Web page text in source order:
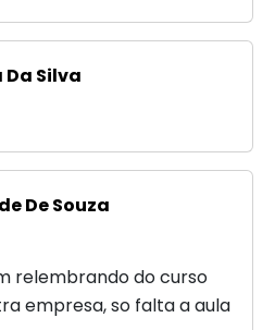
Da Silva
De Souza
relembrando do curso
empresa, so falta a aula